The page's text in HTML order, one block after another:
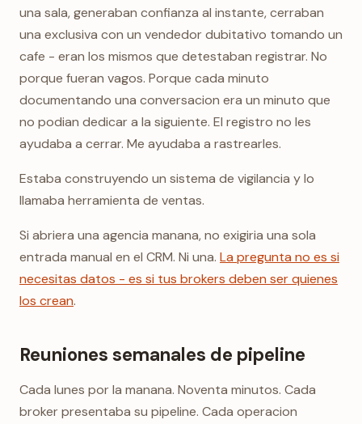
una sala, generaban confianza al instante, cerraban
una exclusiva con un vendedor dubitativo tomando un
cafe - eran los mismos que detestaban registrar. No
porque fueran vagos. Porque cada minuto
documentando una conversacion era un minuto que
no podian dedicar a la siguiente. El registro no les
ayudaba a cerrar. Me ayudaba a rastrearles.
Estaba construyendo un sistema de vigilancia y lo
llamaba herramienta de ventas.
Si abriera una agencia manana, no exigiria una sola
entrada manual en el CRM. Ni una. La pregunta no es si
necesitas datos - es si tus brokers deben ser quienes
los crean.
Reuniones semanales de pipeline
Cada lunes por la manana. Noventa minutos. Cada
broker presentaba su pipeline. Cada operacion